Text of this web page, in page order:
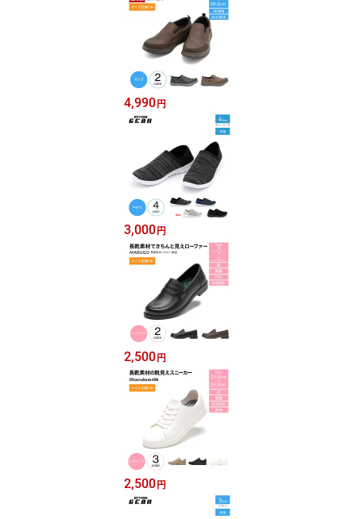
4,990 円
3,000 円
2,500 円
2,500 円